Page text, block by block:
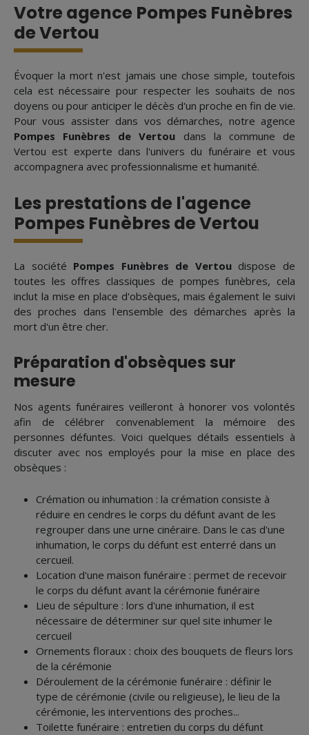
Votre agence Pompes Funèbres
de Vertou
Évoquer la mort n'est jamais une chose simple, toutefois
cela est nécessaire pour respecter les souhaits de nos
doyens ou pour anticiper le décès d'un proche en fin de vie.
Pour vous assister dans vos démarches, notre agence
Pompes Funèbres de Vertou dans la commune de
Vertou est experte dans l'univers du funéraire et vous
accompagnera avec professionnalisme et humanité.
Les prestations de l'agence
Pompes Funèbres de Vertou
La société Pompes Funèbres de Vertoudispose de
toutes les offres classiques de pompes funèbres, cela
inclut la mise en place d'obsèques, mais également le suivi
des proches dans l'ensemble des démarches après la
mort d'un être cher.
Préparation d'obsèques sur
mesure
Nos agents funéraires veilleront à honorer vos volontés
afin de célébrer convenablement la mémoire des
personnes défuntes. Voici quelques détails essentiels à
discuter avec nos employés pour la mise en place des
obsèques :
Crémation ou inhumation : la crémation consiste à
réduire en cendres le corps du défunt avant de les
regrouper dans une urne cinéraire. Dans le cas d'une
inhumation, le corps du défunt est enterré dans un
cercueil.
Location d'une maison funéraire : permet de recevoir
le corps du défunt avant la cérémonie funéraire
Lieu de sépulture : lors d'une inhumation, il est
nécessaire de déterminer sur quel site inhumer le
cercueil
Ornements floraux : choix des bouquets de fleurs lors
de la cérémonie
Déroulement de la cérémonie funéraire : définir le
type de cérémonie (civile ou religieuse), le lieu de la
cérémonie, les interventions des proches...
Toilette funéraire : entretien du corps du défunt